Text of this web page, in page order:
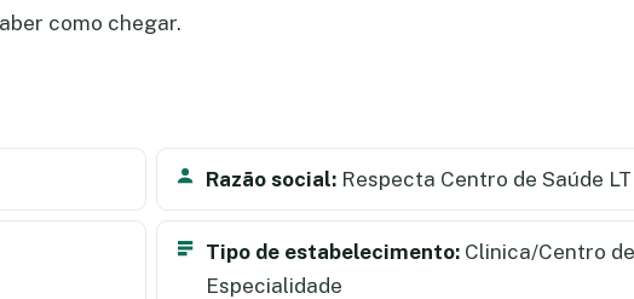
como chegar.
Razão social: Respecta Centro de Saúde
Tipo de estabelecimento: Clinica/Centro de
Especialidade